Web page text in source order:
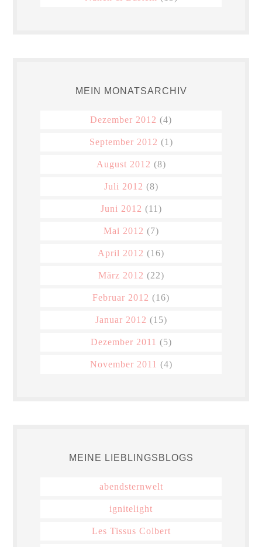
MEIN MONATSARCHIV
Dezember 2012 (4)
September 2012 (1)
August 2012 (8)
Juli 2012 (8)
Juni 2012 (11)
Mai 2012 (7)
April 2012 (16)
März 2012 (22)
Februar 2012 (16)
Januar 2012 (15)
Dezember 2011 (5)
November 2011 (4)
MEINE LIEBLINGSBLOGS
abendsternwelt
ignitelight
Les Tissus Colbert